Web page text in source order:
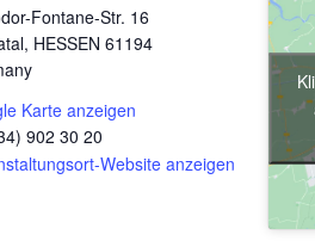
Fontane-Str. 16
, HESSEN 61194
Karte anzeigen
902 30 20
Website anzeigen